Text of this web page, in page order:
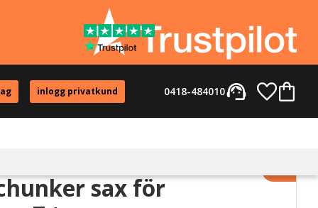
inlogg privatkund support_agent
0418-484010
sax för
Lägg